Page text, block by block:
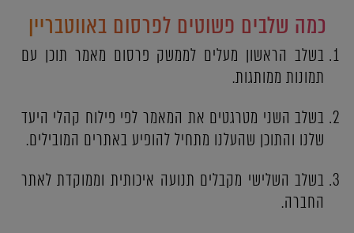
כמה שלבים פשוטים לפרסום באווטבריין
בשלב הראשון מעלים לממשק פרסום מאמר תוכן עם
תמונות ממותגות.
בשלב השני מטרגטים את המאמר לפי פילוח קהלי היעד
שלנו והתוכן שהעלנו מתחיל להופיע באתרים המובילים.
בשלב השלישי מקבלים תנועה איכותית וממוקדת לאתר
החברה.